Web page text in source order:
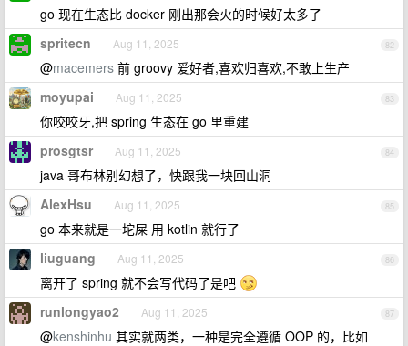
go 现在生态比 docker 刚出那会火的时候好太多了
82
spritecn Aug 11, 2025
@macemers 前 groovy 爱好者,喜欢归喜欢,不敢上生产
83
moyupai Aug 11, 2025
你咬咬牙,把 spring 生态在 go 里重建
84
prosgtsr Aug 11, 2025
java 哥布林别幻想了，快跟我一块回山洞
85
AlexHsu Aug 11, 2025
go 本来就是一坨屎 用 kotlin 就行了
86
liuguang Aug 11, 2025
离开了 spring 就不会写代码了是吧
87
runlongyao2 Aug 11, 2025
@kenshinhu 其实就两类，一种是完全遵循 OOP 的，比如